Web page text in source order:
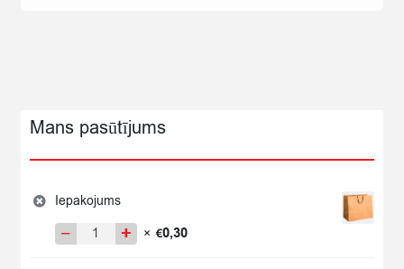
Mans pasūtījums
Iepakojums
−
Iepakojums+ × €0,30